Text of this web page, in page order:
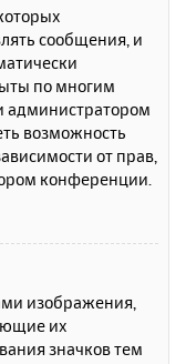
сообщения, и
по многим
возможность
от прав,
конференции.
изображения,
их
значков тем